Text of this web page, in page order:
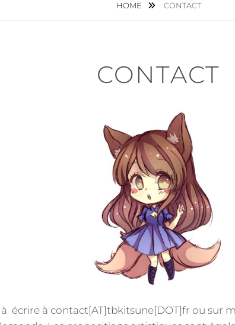
HOME CONTACT
CONTACT
à écrire à contact[AT]tbkitsune[DOT]fr ou sur